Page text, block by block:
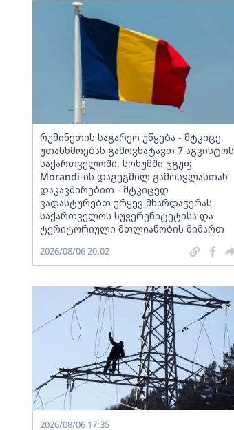
რუმინეთის საგარეო უწყება - მტკიცე
უთანხმოებას გამოვხატავთ 7 აგვისტოს
საქართველოში, სოხუმში ჯგუფ
Morandi-ის დაგეგმილ გამოსვლასთან
დაკავშირებით - მტკიცედ
ვადასტურებთ ურყევ მხარდაჭერას
საქართველოს სუვერენიტეტისა და
ტერიტორიული მთლიანობის მიმართ
2026/08/06 20:02
2026/08/06 17:35